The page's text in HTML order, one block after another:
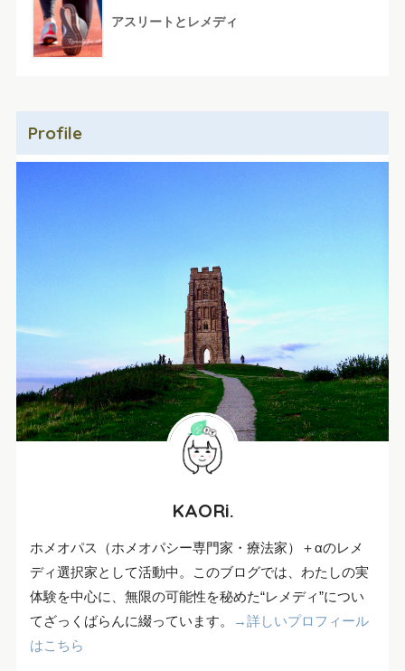
アスリートとレメディ
Profile
KAORi.
ホメオパス（ホメオパシー専門家・療法家）＋αのレメ
ディ選択家として活動中。このブログでは、わたしの実
体験を中心に、無限の可能性を秘めた“レメディ”につい
てざっくばらんに綴っています。
→詳しいプロフィール
はこちら